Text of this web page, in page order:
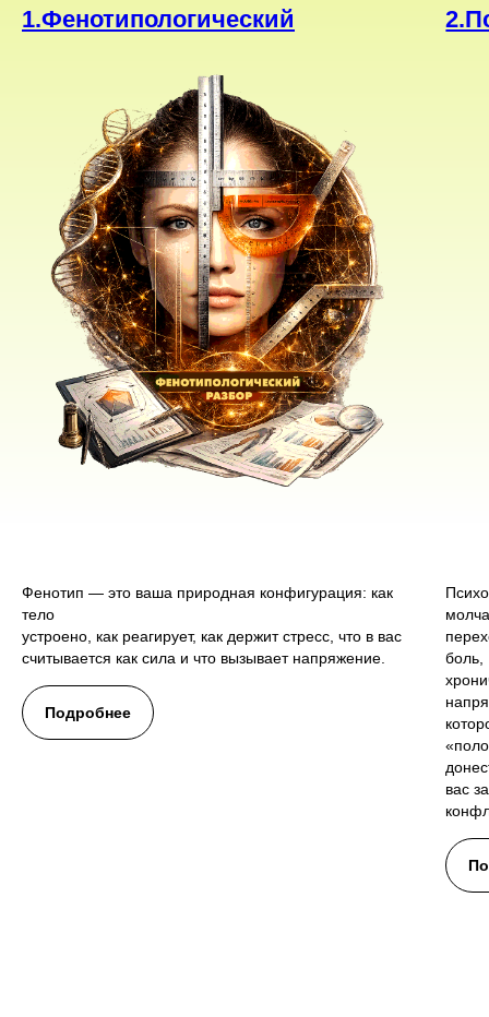
1.Фенотипологический
Фенотип — это ваша природная конфигурация: как
тело
устроено, как реагирует, как держит стресс, что в вас
считывается как сила и что вызывает напряжение.
Подробнее
боль,
вас